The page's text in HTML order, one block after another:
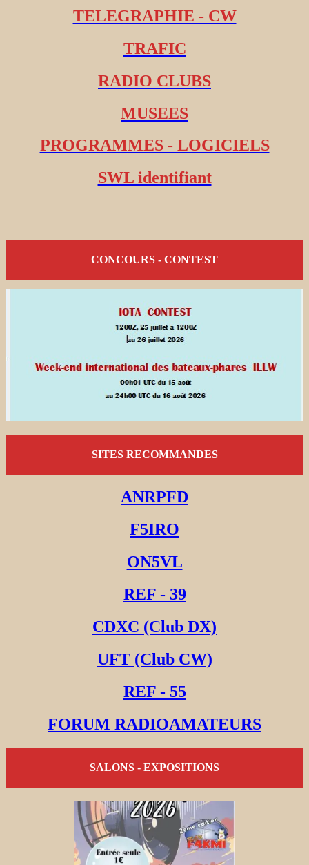
TELEGRAPHIE - CW
TRAFIC
RADIO CLUBS
MUSEES
PROGRAMMES - LOGICIELS
SWL identifiant
CONCOURS - CONTEST
SITES RECOMMANDES
ANRPFD
F5IRO
ON5VL
REF - 39
CDXC (Club DX)
UFT (Club CW)
REF - 55
FORUM RADIOAMATEURS
SALONS - EXPOSITIONS